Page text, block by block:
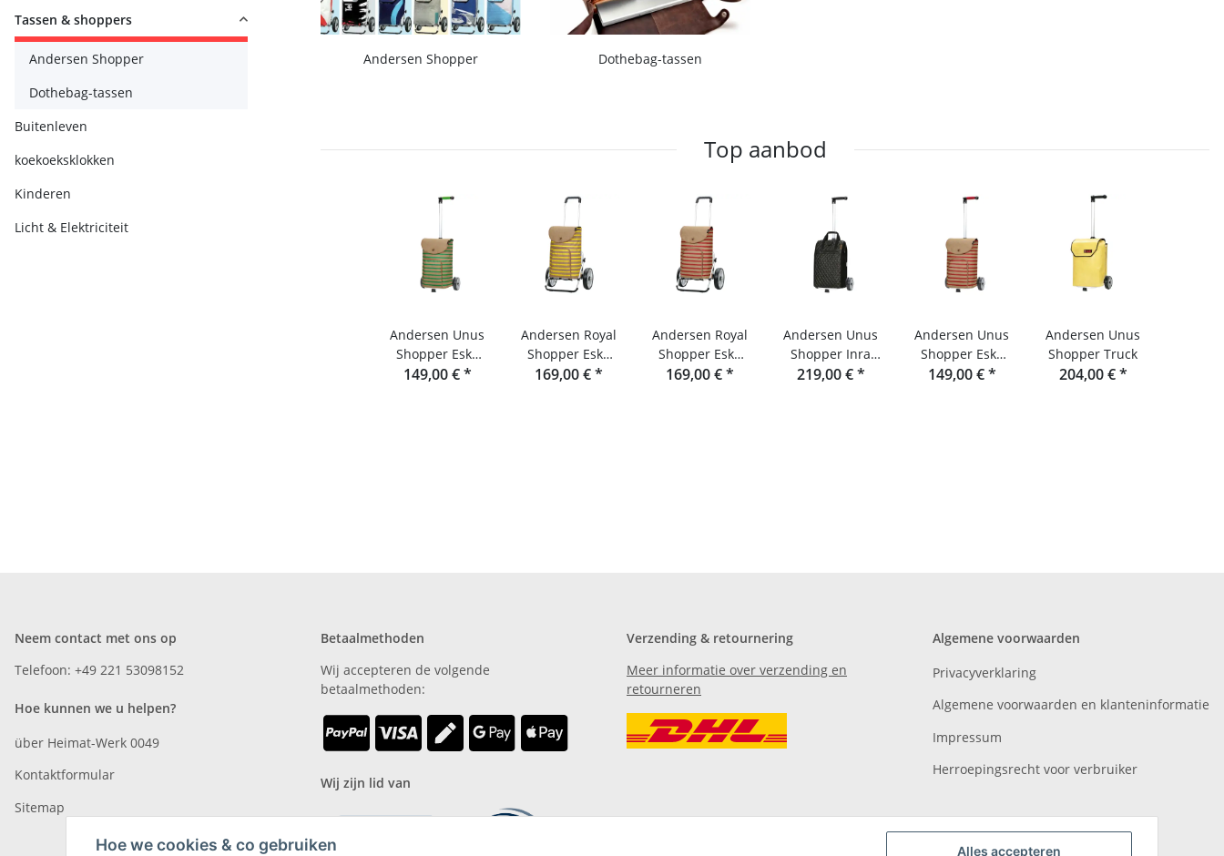
Alles accepteren
Hoe we cookies & co gebruiken
Andersen Shopper Dothebag-tassen
Top aanbod
Andersen Unus
Shopper Eske
grün
149,00 €*
Andersen Royal
Shopper Eske
gelb
169,00 €*
Andersen Royal
Shopper Eske
koralle
169,00 €*
Andersen Unus
Shopper Inra
schwarz
219,00 €*
Andersen Unus
Shopper Eske
koralle
149,00 €*
Andersen Unus
Shopper Truck
204,00 €*
Tassen & shoppers
Andersen Shopper
Dothebag-tassen
Buitenleven
koekoeksklokken
Kinderen
Licht & Elektriciteit
Neem contact met ons op
Telefoon: +49 221 53098152
Hoe kunnen we u helpen?
über Heimat-Werk 0049
Kontaktformular
Sitemap
Betaalmethoden
Wij accepteren de volgende
betaalmethoden:
Wij zijn lid van
Verzending & retournering
Meer informatie over verzending en
retourneren
Algemene voorwaarden
Privacyverklaring
Algemene voorwaarden en klanteninformatie
Impressum
Herroepingsrecht voor verbruiker